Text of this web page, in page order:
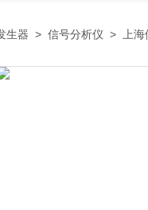
生器 > 信号分析仪 > 上海